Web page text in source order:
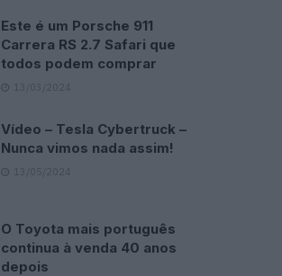
Este é um Porsche 911
Carrera RS 2.7 Safari que
todos podem comprar
13/03/2024
Vídeo – Tesla Cybertruck –
Nunca vimos nada assim!
13/05/2024
O Toyota mais português
continua à venda 40 anos
depois